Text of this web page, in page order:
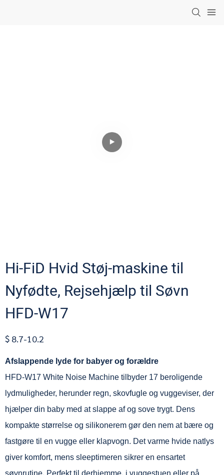
Hi-FiD Hvid Støj-maskine til
Nyfødte, Rejsehjælp til Søvn
HFD-W17
$ 8.7-10.2
Afslappende lyde for babyer og forældre
HFD-W17 White Noise Machine tilbyder 17 beroligende
lydmuligheder, herunder regn, skovfugle og vuggeviser, der
hjælper din baby med at slappe af og sove trygt. Dens
kompakte størrelse og silikonerem gør den nem at bære og
fastgøre til en vugge eller klapvogn. Det varme hvide natlys
giver komfort, mens sleeptimeren sikrer en ensartet
søvnrutine. Perfekt til derhjemme, i vuggestuen eller på